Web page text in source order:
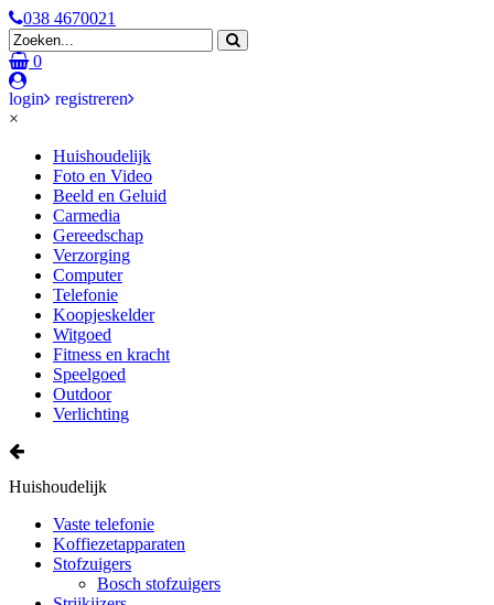
038 4670021
0
login
registreren
×
Huishoudelijk
Foto en Video
Beeld en Geluid
Carmedia
Gereedschap
Verzorging
Computer
Telefonie
Koopjeskelder
Witgoed
Fitness en kracht
Speelgoed
Outdoor
Verlichting
Huishoudelijk
Vaste telefonie
Koffiezetapparaten
Stofzuigers
Bosch stofzuigers